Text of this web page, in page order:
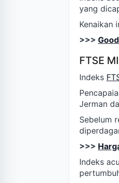
yang
Kenaikan
>>>
FTSE
Indeks
Jerman
Sebelum
>>>
Indeks